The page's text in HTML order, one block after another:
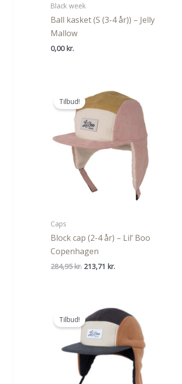
Black week
Ball kasket (S (3-4 år)) – Jelly
Mallow
0,00kr.
Tilbud!
Caps
Block cap (2-4 år) – Lil’ Boo
Copenhagen
284,95kr. Den
213,71 kr.
Tilbud!